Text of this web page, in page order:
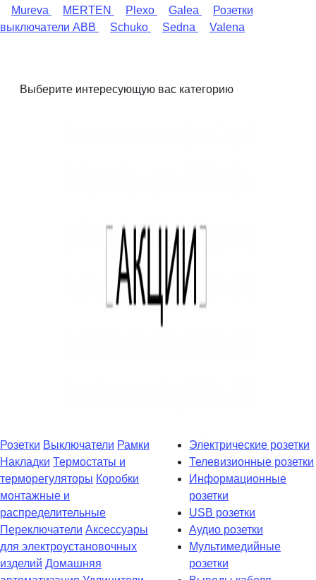
Mureva
MERTEN Plexo Galea
Розетки
выключатели ABB
Schuko Sedna Valena
Выберите интересующую вас категорию
Розетки Выключатели Рамки
Накладки Термостаты и
терморегуляторы Коробки
монтажные и
распределительные
Переключатели Аксессуары
для электроустановочных
изделий Домашняя
Электрические розетки
Телевизионные розетки
Информационные
розетки
USB розетки
Аудио розетки
Мультимедийные
розетки